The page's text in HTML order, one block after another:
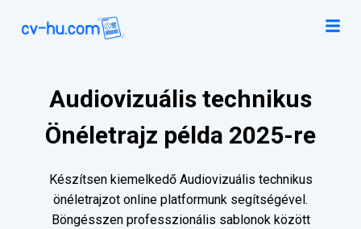
Audiovizuális technikus
Önéletrajz példa 2025-re
Készítsen kiemelkedő Audiovizuális technikus
önéletrajzot online platformunk segítségével.
Böngésszen professzionális sablonok között